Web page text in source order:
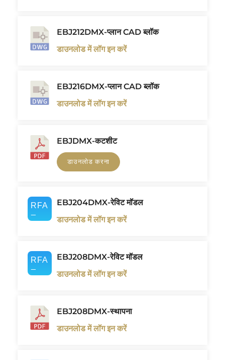
EBJ212DMX-प्लान CAD ब्लॉक
डाउनलोड में लॉग इन करें
EBJ216DMX-प्लान CAD ब्लॉक
डाउनलोड में लॉग इन करें
EBJDMX-कटशीट
डाउनलोड करना
EBJ204DMX-रेविट मॉडल
डाउनलोड में लॉग इन करें
EBJ208DMX-रेविट मॉडल
डाउनलोड में लॉग इन करें
EBJ208DMX-स्थापना
डाउनलोड में लॉग इन करें